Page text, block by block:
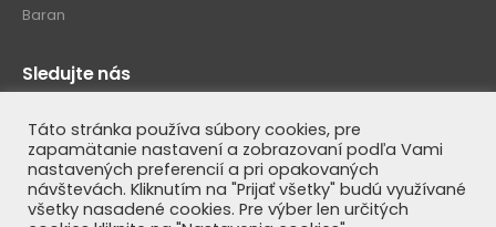
Baran
Sledujte nás
Táto stránka používa súbory cookies, pre
zapamätanie nastavení a zobrazovaní podľa Vami
nastavených preferencií a pri opakovaných
návštevách. Kliknutím na "Prijať všetky" budú využívané
všetky nasadené cookies. Pre výber len určitých